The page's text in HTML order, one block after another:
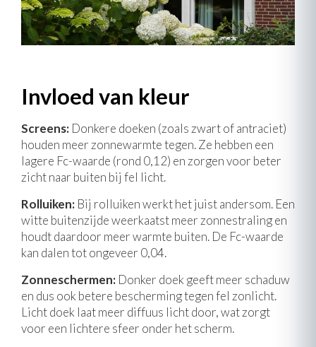
Invloed van kleur
Screens: Donkere doeken (zoals zwart of antraciet)
houden meer zonnewarmte tegen. Ze hebben een
lagere Fc-waarde (rond 0,12) en zorgen voor beter
zicht naar buiten bij fel licht.
Rolluiken: Bij rolluiken werkt het juist andersom. Een
witte buitenzijde weerkaatst meer zonnestraling en
houdt daardoor meer warmte buiten. De Fc-waarde
kan dalen tot ongeveer 0,04.
Zonneschermen: Donker doek geeft meer schaduw
en dus ook betere bescherming tegen fel zonlicht.
Licht doek laat meer diffuus licht door, wat zorgt
voor een lichtere sfeer onder het scherm.